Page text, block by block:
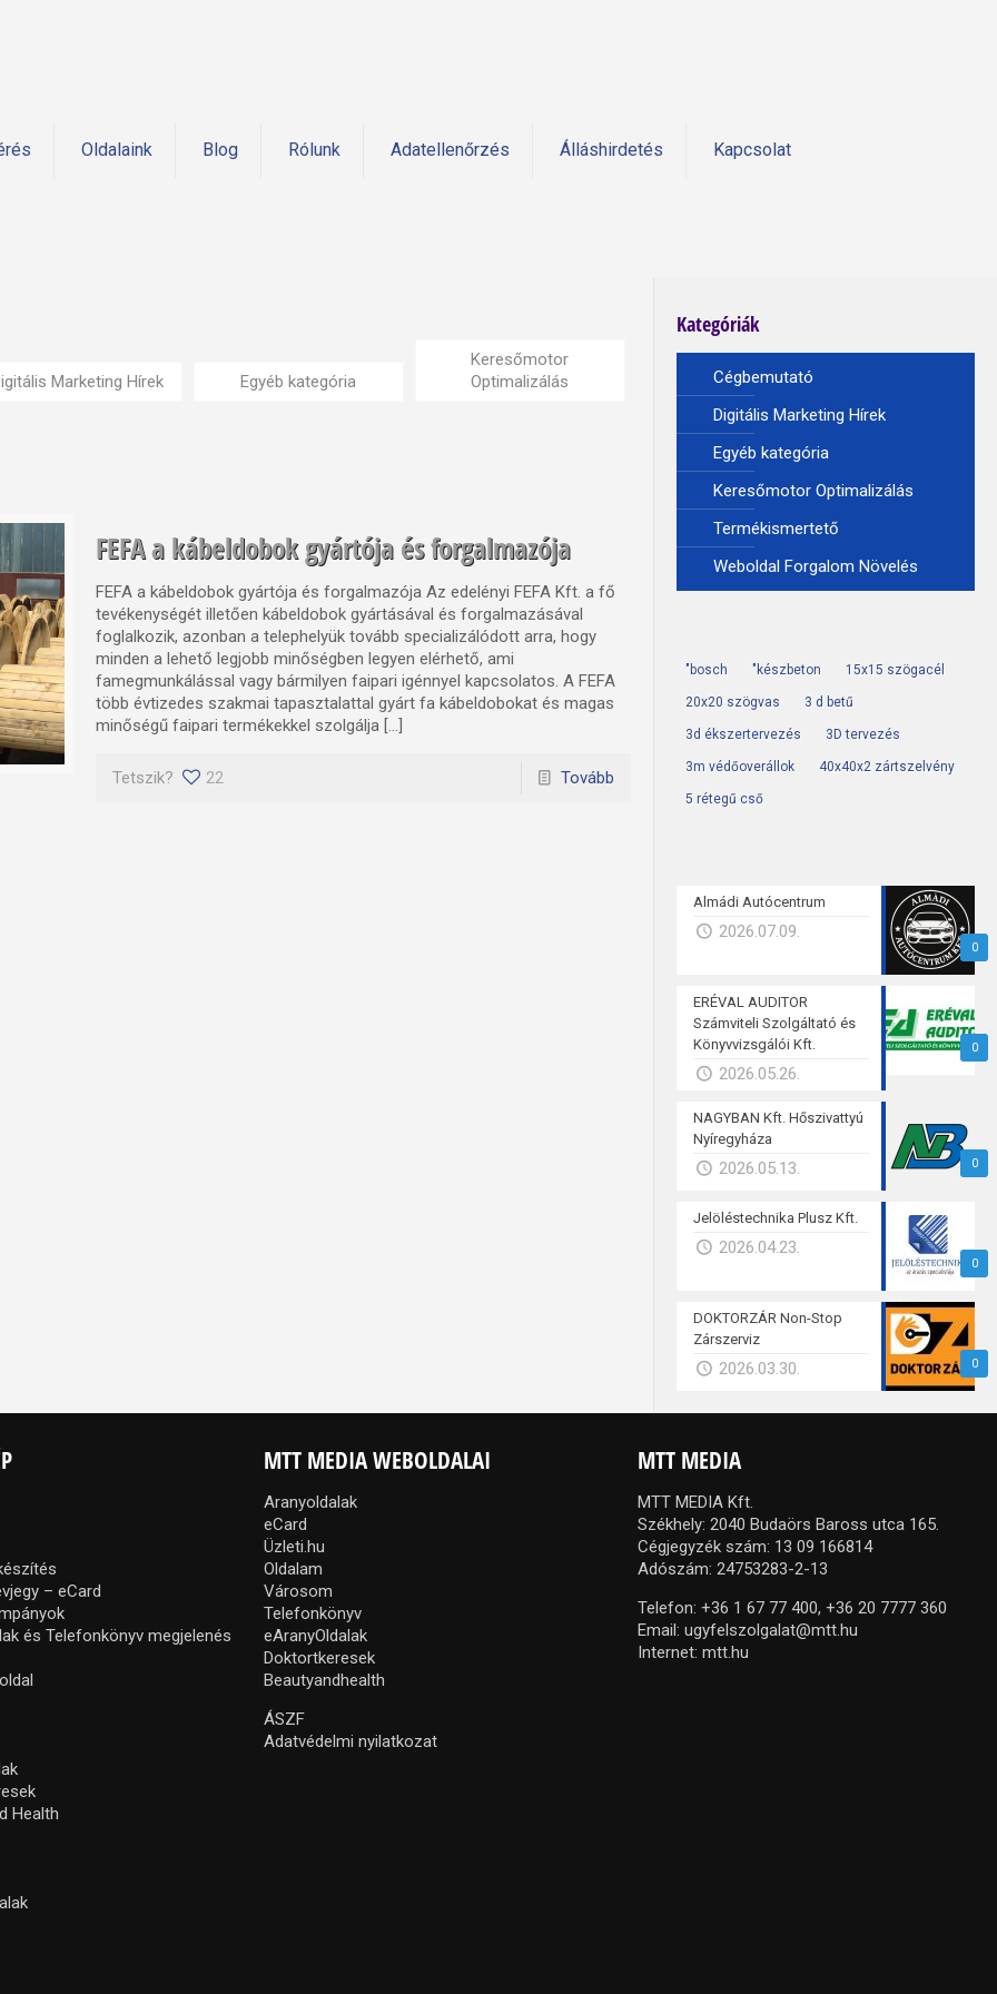
Oldalaink Blog Rólunk Adatellenőrzés Álláshirdetés Kapcsolat
Marketing Hírek Egyéb kategória
Keresőmotor
Optimalizálás
FEFA a kábeldobok gyártója és forgalmazója
FEFA a kábeldobok gyártója és forgalmazója Az edelényi FEFA Kft. a fő
tevékenységét illetően kábeldobok gyártásával és forgalmazásával
foglalkozik, azonban a telephelyük tovább specializálódott arra, hogy
minden a lehető legjobb minőségben legyen elérhető, ami
famegmunkálással vagy bármilyen faipari igénnyel kapcsolatos. A FEFA
több évtizedes szakmai tapasztalattal gyárt fa kábeldobokat és magas
minőségű faipari termékekkel szolgálja […]
Tetszik? 22 Tovább
Kategóriák
Cégbemutató
Digitális Marketing Hírek
Egyéb kategória
Keresőmotor Optimalizálás
Termékismertető
Weboldal Forgalom Növelés
"bosch "készbeton 15x15 szögacél
20x20 szögvas 3 d betű
3d ékszertervezés 3D tervezés
3m védőoverállok 40x40x2 zártszelvény
5 rétegű cső
0
Almádi Autócentrum
2026.07.09.
0
ERÉVAL AUDITOR
Számviteli Szolgáltató és
Könyvvizsgálói Kft.
2026.05.26.
0
NAGYBAN Kft. Hőszivattyú
Nyíregyháza
2026.05.13.
0
Jelöléstechnika Plusz Kft.
2026.04.23.
0
DOKTORZÁR Non-Stop
Zárszerviz
2026.03.30.
– eCard
és Telefonkönyv megjelenés
Health
MTT MEDIA WEBOLDALAI
Aranyoldalak
eCard
Üzleti.hu
Oldalam
Városom
Telefonkönyv
eAranyOldalak
Doktortkeresek
Beautyandhealth
ÁSZF
Adatvédelmi nyilatkozat
MTT MEDIA
MTT MEDIA Kft.
Székhely: 2040 Budaörs Baross utca 165.
Cégjegyzék szám: 13 09 166814
Adószám: 24753283-2-13
Telefon:+36 1 67 77 400, +36 20 7777 360
Email:ugyfelszolgalat@mtt.hu
Internet:mtt.hu